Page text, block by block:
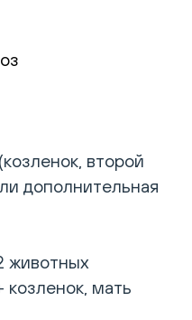
второй
дополнительная
животных
мать